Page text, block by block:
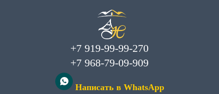
+7 919-99-99-270
+7 968-79-09-909
Написать в WhatsApp